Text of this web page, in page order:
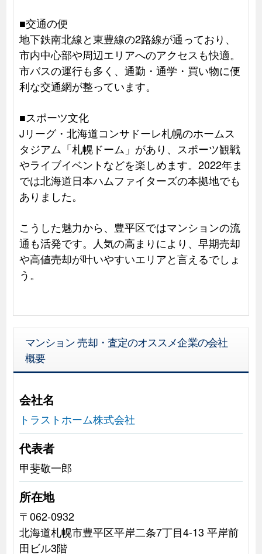
■交通の便
地下鉄南北線と東豊線の2路線が通っており、
市内中心部や周辺エリアへのアクセスも快適。
市バスの運行も多く、通勤・通学・買い物に便
利な交通網が整っています。
■スポーツ文化
Jリーグ・北海道コンサドーレ札幌のホームス
タジアム「札幌ドーム」があり、スポーツ観戦
やライブイベントなどを楽しめます。2022年ま
では北海道日本ハムファイターズの本拠地でも
ありました。
こうした魅力から、豊平区ではマンションの流
通も活発です。人気の高まりにより、早期売却
や高値売却が叶いやすいエリアと言えるでしょ
う。
マンション 売却・査定のオススメ企業の会社
概要
会社名
トラストホーム株式会社
代表者
甲斐敬一郎
所在地
〒062-0932
北海道札幌市豊平区平岸二条7丁目4-13 平岸前
田ビル3階